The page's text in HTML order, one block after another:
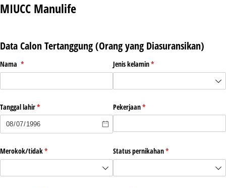
MIUCC Manulife
Data Calon Tertanggung (Orang yang Diasuransikan)
Nama *
(required) Jenis kelamin*
(required)
Tanggal lahir*
(required) Pekerjaan*
(required)
Merokok/​tidak*
(required) Status pernikahan*
(required)